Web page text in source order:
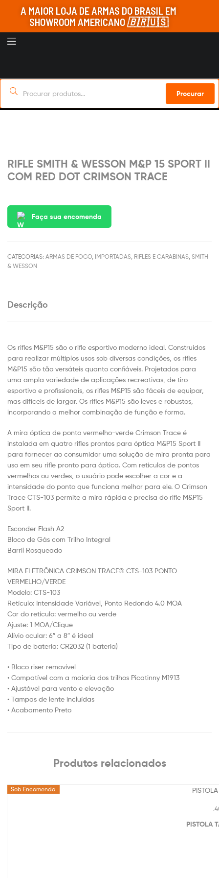
A MAIOR LOJA DE ARMAS DO BRASIL EM
SHOWROOM AMERICANO🇧🇷🇺🇸
Procurar
RIFLE SMITH & WESSON M&P 15 SPORT II
COM RED DOT CRIMSON TRACE
Faça sua encomenda
CATEGORIAS: ARMAS DE FOGO IMPORTADAS RIFLES E CARABINAS SMITH
& WESSON
Descrição
Os rifles M&P15 são o rifle esportivo moderno ideal. Construídos
para realizar múltiplos usos sob diversas condições, os rifles
M&P15 são tão versáteis quanto confiáveis. Projetados para
uma ampla variedade de aplicações recreativas, de tiro
esportivo e profissionais, os rifles M&P15 são fáceis de equipar,
mas difíceis de largar. Os rifles M&P15 são leves e robustos,
incorporando a melhor combinação de função e forma.
A mira óptica de ponto vermelho-verde Crimson Trace é
instalada em quatro rifles prontos para óptica M&P15 Sport II
para fornecer ao consumidor uma solução de mira pronta para
uso em seu rifle pronto para óptica. Com retículos de pontos
vermelhos ou verdes, o usuário pode escolher a cor e a
intensidade do ponto que funciona melhor para ele. O Crimson
Trace CTS-103 permite a mira rápida e precisa do rifle M&P15
Sport II.
Esconder Flash A2
Bloco de Gás com Trilho Integral
Barril Rosqueado
MIRA ELETRÔNICA CRIMSON TRACE® CTS-103 PONTO
VERMELHO/VERDE
Modelo: CTS-103
Retículo: Intensidade Variável, Ponto Redondo 4.0 MOA
Cor do retículo: vermelho ou verde
Ajuste: 1 MOA/Clique
Alívio ocular: 6″ a 8″ é ideal
Tipo de bateria: CR2032 (1 bateria)
• Bloco riser removível
• Compatível com a maioria dos trilhos Picatinny M1913
• Ajustável para vento e elevação
• Tampas de lente incluídas
• Acabamento Preto
Produtos relacionados
Sob Encomenda
PISTOLA